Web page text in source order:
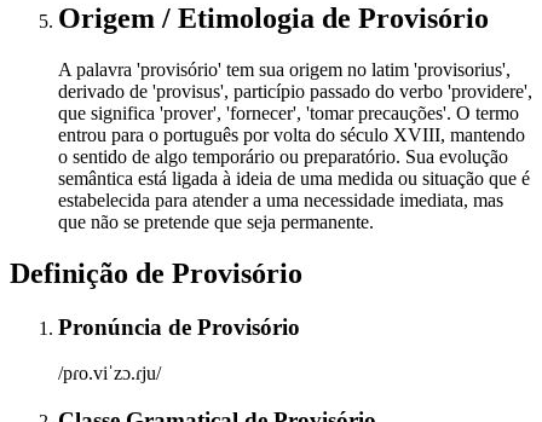
Origem / Etimologia de Provisório
A palavra 'provisório' tem sua origem no latim 'provisorius',
derivado de 'provisus', particípio passado do verbo 'providere',
que significa 'prover', 'fornecer', 'tomar precauções'. O termo
entrou para o português por volta do século XVIII, mantendo
o sentido de algo temporário ou preparatório. Sua evolução
semântica está ligada à ideia de uma medida ou situação que é
estabelecida para atender a uma necessidade imediata, mas
que não se pretende que seja permanente.
Definição de Provisório
Pronúncia de Provisório
/pɾo.viˈzɔ.ɾju/